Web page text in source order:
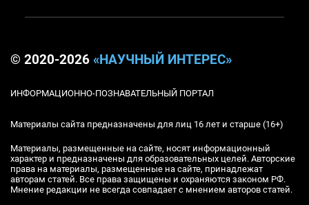
© 2020-2026 «НАУЧНЫЙ ИНТЕРЕС»
ИНФОРМАЦИОННО-ПОЗНАВАТЕЛЬНЫЙ ПОРТАЛ
Материалы сайта предназначены для лиц 16 лет и старше (16+)
Материалы, размещенные на сайте, носят информационный
характер и предназначены для образовательных целей. Авторские
права на материалы, размещенные на сайте, принадлежат
авторам статей. Все права защищены и охраняются законом РФ.
Мнение редакции не всегда совпадает с мнением авторов статей.